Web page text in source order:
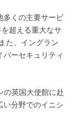
多くの主要サービ
超える重大なサ
た、イングラン
ーセキュリティ
の英国大使館に赴
い分野でのイニシ